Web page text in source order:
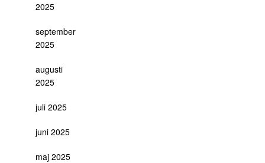
2025
september
2025
augusti
2025
juli 2025
juni 2025
maj 2025